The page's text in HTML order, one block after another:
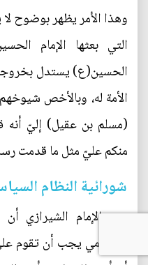
وهذا الأمر يظهر بوضوح لا
التي بعثها الإمام
الحسين(ع) يستدل بخروجه
الأمة له، وبالأخص
(مسلم بن عقيل) إليّ
منكم عليّ مثل ما قدمت
شورائية النظام
يرى الإمام الشيرازي أن
الإسلامي يجب أن تقوم